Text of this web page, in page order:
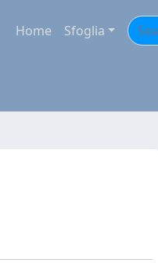
Home Sfoglia